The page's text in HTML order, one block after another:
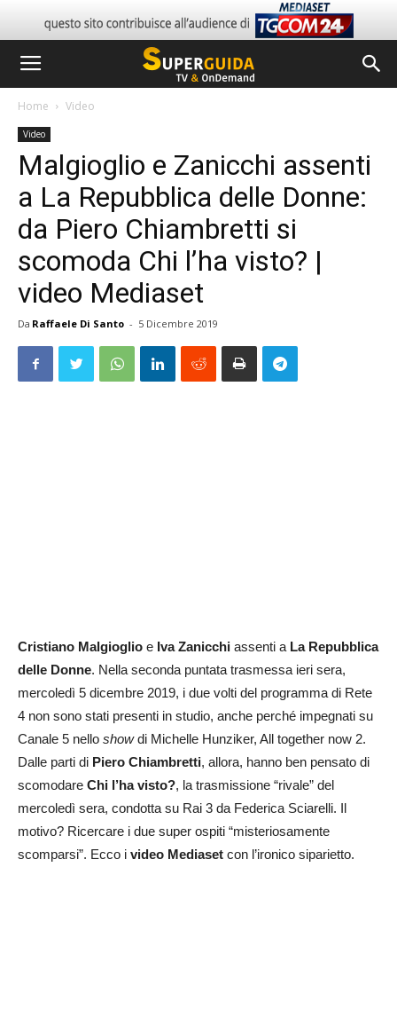
Home Video
Video
Malgioglio e Zanicchi assenti
a La Repubblica delle Donne:
da Piero Chiambretti si
scomoda Chi l’ha visto? |
video Mediaset
Da Raffaele Di Santo - 5 Dicembre 2019
Cristiano Malgioglio e Iva Zanicchi assenti a La Repubblica
delle Donne. Nella seconda puntata trasmessa ieri sera,
mercoledì 5 dicembre 2019, i due volti del programma di Rete
4 non sono stati presenti in studio, anche perché impegnati su
Canale 5 nello showdi Michelle Hunziker, All together now 2.
Dalle parti di Piero Chiambretti, allora, hanno ben pensato di
scomodare Chi l’ha visto?, la trasmissione “rivale” del
mercoledì sera, condotta su Rai 3 da Federica Sciarelli. Il
motivo? Ricercare i due super ospiti “misteriosamente
scomparsi”. Ecco i video Mediaset con l’ironico siparietto.